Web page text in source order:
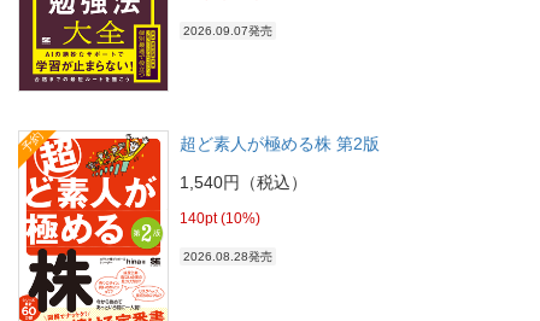
2026.09.07発売
予約
超ど素人が極める株 第2版
1,540円（税込）
140pt (10%)
2026.08.28発売